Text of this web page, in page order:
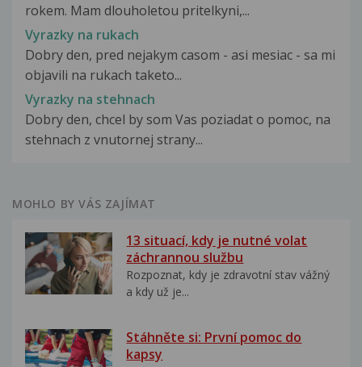
rokem. Mam dlouholetou pritelkyni,...
Vyrazky na rukach
Dobry den, pred nejakym casom - asi mesiac - sa mi
objavili na rukach taketo...
Vyrazky na stehnach
Dobry den, chcel by som Vas poziadat o pomoc, na
stehnach z vnutornej strany...
MOHLO BY VÁS ZAJÍMAT
13 situací, kdy je nutné volat
záchrannou službu
Rozpoznat, kdy je zdravotní stav vážný
a kdy už je...
Stáhněte si: První pomoc do
kapsy